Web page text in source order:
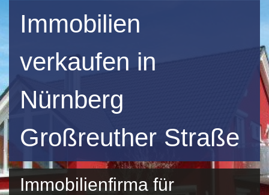
Immobilien
verkaufen in
Nürnberg
Großreuther Straße
Immobilienfirma für